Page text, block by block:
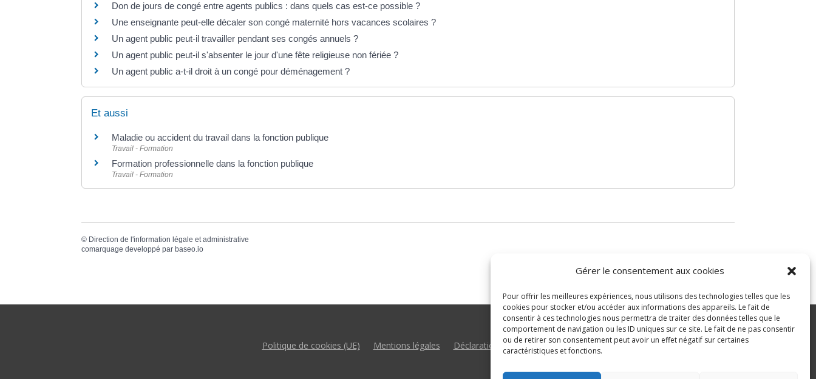
Gérer le consentement aux cookies
Pour offrir les meilleures expériences, nous utilisons des technologies telles que les
cookies pour stocker et/ou accéder aux informations des appareils. Le fait de
consentir à ces technologies nous permettra de traiter des données telles que le
comportement de navigation ou les ID uniques sur ce site. Le fait de ne pas consentir
ou de retirer son consentement peut avoir un effet négatif sur certaines
caractéristiques et fonctions.
Don de jours de congé entre agents publics : dans quels cas est-ce possible ?
Une enseignante peut-elle décaler son congé maternité hors vacances scolaires ?
Un agent public peut-il travailler pendant ses congés annuels ?
Un agent public peut-il s'absenter le jour d'une fête religieuse non fériée ?
Un agent public a-t-il droit à un congé pour déménagement ?
Et aussi
Maladie ou accident du travail dans la fonction publique
Travail - Formation
Formation professionnelle dans la fonction publique
Travail - Formation
© Direction de l'information légale et administrative
comarquage developpé par baseo.io
Politique de cookies (UE) Mentions légales Déclaration d’accessibilité